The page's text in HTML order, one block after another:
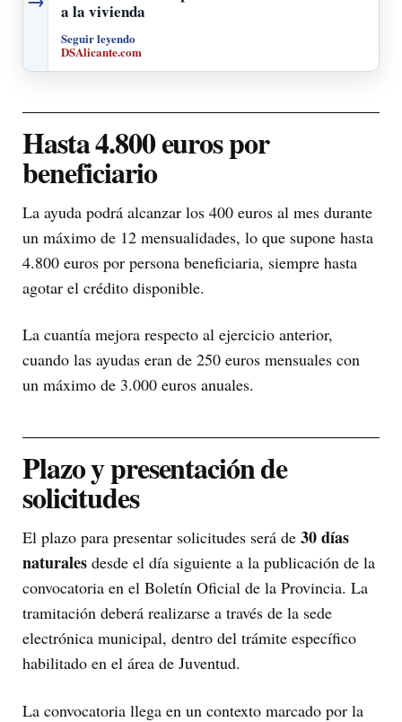
a la vivienda
Seguir leyendo
DSAlicante.com
Hasta 4.800 euros por
beneficiario
La ayuda podrá alcanzar los 400 euros al mes durante
un máximo de 12 mensualidades, lo que supone hasta
4.800 euros por persona beneficiaria, siempre hasta
agotar el crédito disponible.
La cuantía mejora respecto al ejercicio anterior,
cuando las ayudas eran de 250 euros mensuales con
un máximo de 3.000 euros anuales.
Plazo y presentación de
solicitudes
El plazo para presentar solicitudes será de 30 días
naturales desde el día siguiente a la publicación de la
convocatoria en el Boletín Oficial de la Provincia. La
tramitación deberá realizarse a través de la sede
electrónica municipal, dentro del trámite específico
habilitado en el área de Juventud.
La convocatoria llega en un contexto marcado por la